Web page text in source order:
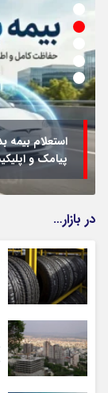
استعلام بیمه
پیامک و
در بازار…